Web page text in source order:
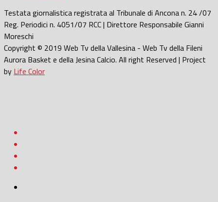
Testata giornalistica registrata al Tribunale di Ancona n. 24 /07
Reg. Periodici n. 4051/07 RCC | Direttore Responsabile Gianni
Moreschi
Copyright © 2019 Web Tv della Vallesina - Web Tv della Fileni
Aurora Basket e della Jesina Calcio. All right Reserved | Project
by Life Color